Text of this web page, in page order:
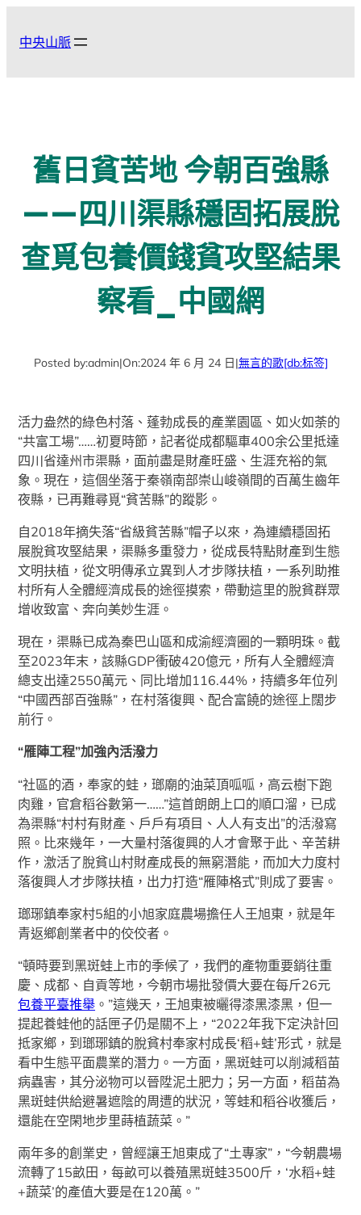
中央山脈
舊日貧苦地 今朝百強縣
——四川渠縣穩固拓展脫
查覓包養價錢貧攻堅結果
察看_中國網
Posted by:admin|On:2024 年 6 月 24 日|無言的歌[db:标签]
活力盎然的綠色村落、蓬勃成長的產業園區、如火如荼的
“共富工場”……初夏時節，記者從成都驅車400余公里抵達
四川省達州市渠縣，面前盡是財產旺盛、生涯充裕的氣
象。現在，這個坐落于秦嶺南部崇山峻嶺間的百萬生齒年
夜縣，已再難尋覓“貧苦縣”的蹤影。
自2018年摘失落“省級貧苦縣”帽子以來，為連續穩固拓
展脫貧攻堅結果，渠縣多重發力，從成長特點財產到生態
文明扶植，從文明傳承立異到人才步隊扶植，一系列助推
村所有人全體經濟成長的途徑摸索，帶動這里的脫貧群眾
增收致富、奔向美妙生涯。
現在，渠縣已成為秦巴山區和成渝經濟圈的一顆明珠。截
至2023年末，該縣GDP衝破420億元，所有人全體經濟
總支出達2550萬元、同比增加116.44%，持續多年位列
“中國西部百強縣”，在村落復興、配合富饒的途徑上闊步
前行。
“雁陣工程”加強內活潑力
“社區的酒，奉家的蛙，瑯廟的油菜頂呱呱，高云樹下跑
肉雞，官倉稻谷數第一……”這首朗朗上口的順口溜，已成
為渠縣“村村有財產、戶戶有項目、人人有支出”的活潑寫
照。比來幾年，一大量村落復興的人才會聚于此、辛苦耕
作，激活了脫貧山村財產成長的無窮潛能，而加大力度村
落復興人才步隊扶植，出力打造“雁陣格式”則成了要害。
瑯琊鎮奉家村5組的小旭家庭農場擔任人王旭東，就是年
青返鄉創業者中的佼佼者。
“頓時要到黑斑蛙上市的季候了，我們的產物重要銷往重
慶、成都、自貢等地，今朝市場批發價大要在每斤26元
包養平臺推舉 。”這幾天，王旭東被曬得漆黑漆黑，但一
提起養蛙他的話匣子仍是關不上，“2022年我下定決計回
抵家鄉，到瑯琊鎮的脫貧村奉家村成長‘稻+蛙’形式，就是
看中生態平面農業的潛力。一方面，黑斑蛙可以削減稻苗
病蟲害，其分泌物可以晉陞泥土肥力；另一方面，稻苗為
黑斑蛙供給避暑遮陰的周遭的狀況，等蛙和稻谷收獲后，
還能在空閑地步里蒔植蔬菜。”
兩年多的創業史，曾經讓王旭東成了“土專家”，“今朝農場
流轉了15畝田，每畝可以養殖黑斑蛙3500斤，‘水稻+蛙
+蔬菜’的產值大要是在120萬。”